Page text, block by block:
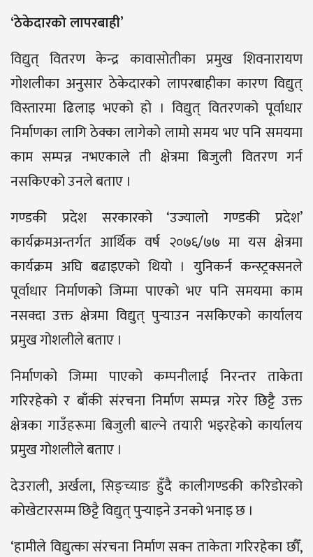
‘ठेकेदारको लापरबाही’
विद्युत् वितरण केन्द्र कावासोतीका प्रमुख शिवनारायण
गोशलीका अनुसार ठेकेदारको लापरबाहीका कारण विद्युत्
विस्तारमा ढिलाइ भएको हो । विद्युत् वितरणको पूर्वाधार
निर्माणका लागि ठेक्का लागेको लामो समय भए पनि समयमा
काम सम्पन्न नभएकाले ती क्षेत्रमा बिजुली वितरण गर्न
नसकिएको उनले बताए ।
गण्डकी प्रदेश सरकारको ‘उज्यालो गण्डकी प्रदेश’
कार्यक्रमअन्तर्गत आर्थिक वर्ष २०७६/७७ मा यस क्षेत्रमा
कार्यक्रम अघि बढाइएको थियो । युनिकर्न कन्स्ट्रक्सनले
पूर्वाधार निर्माणको जिम्मा पाएको भए पनि समयमा काम
नसक्दा उक्त क्षेत्रमा विद्युत् पुर्‍याउन नसकिएको कार्यालय
प्रमुख गोशलीले बताए ।
निर्माणको जिम्मा पाएको कम्पनीलाई निरन्तर ताकेता
गरिरहेको र बाँकी संरचना निर्माण सम्पन्न गरेर छिट्टै उक्त
क्षेत्रका गाउँहरूमा बिजुली बाल्ने तयारी भइरहेको कार्यालय
प्रमुख गोशलीले बताए ।
देउराली, अर्खला, सिङ्च्याङ हुँदै कालीगण्डकी करिडोरको
कोखेटारसम्म छिट्टै विद्युत् पुर्‍याइने उनको भनाइ छ ।
‘हामीले विद्युत्का संरचना निर्माण सक्न ताकेता गरिरहेका छौँ,